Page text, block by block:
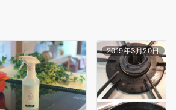
2019年3月20日